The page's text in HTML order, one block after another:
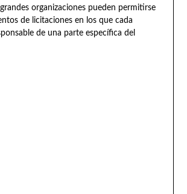
grandes organizaciones pueden permitirse
de licitaciones en los que cada
de una parte específica del